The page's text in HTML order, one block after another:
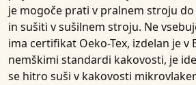
je mogoče prati v pralnem stroju do
in sušiti v sušilnem stroju. Ne
ima certifikat Oeko-Tex, izdelan je v
nemškimi standardi kakovosti, je
se hitro suši v kakovosti